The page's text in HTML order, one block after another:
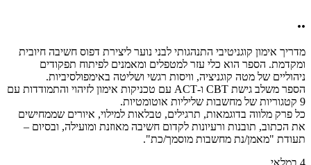
..
מדריך אימון קוגניטיבי התנהגותי לבני נוער ליצירת דפוס חשיבה חיובית
ומקדמת. הספר הוא כלי עזר למטפלים ומאמנים לפיתוח תפקודים
ניהוליים של מטה קוגניציה, וויסות רגשי ושליטה באימפולסיביות.
הספר משלב גישת CBT ו-ACT עם טכניקות אימון לזיהוי והתמודדות עם
9 קטגוריות של מחשבות שליליות אוטומטיות.
כל פרק מלווה בדוגמאות, תרגילים, טבלאות למילוי, איורים שממחישים
את הכתוב, תובנות ורעיונות לקדום חשיבה מאוזנת ומועילה, ובסיום –
תעודת "מאמן/נת מחשבות מוסמך/כת".
4 במלאי